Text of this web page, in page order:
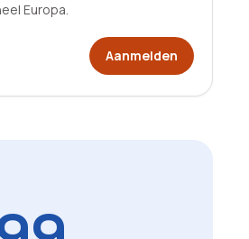
Europa.
Aanmelden